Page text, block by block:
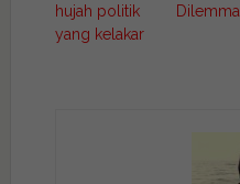
hujah politik
yang kelakar
Dilemma